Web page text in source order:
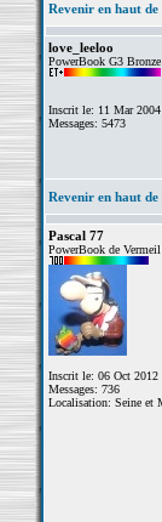
Revenir en haut de
love_leeloo
PowerBook G3 Bronze
Inscrit le: 11 Mar 2004
Messages: 5473
Revenir en haut de
Pascal 77
PowerBook de Vermeil
Inscrit le: 06 Oct 2012
Messages: 736
Localisation: Seine et